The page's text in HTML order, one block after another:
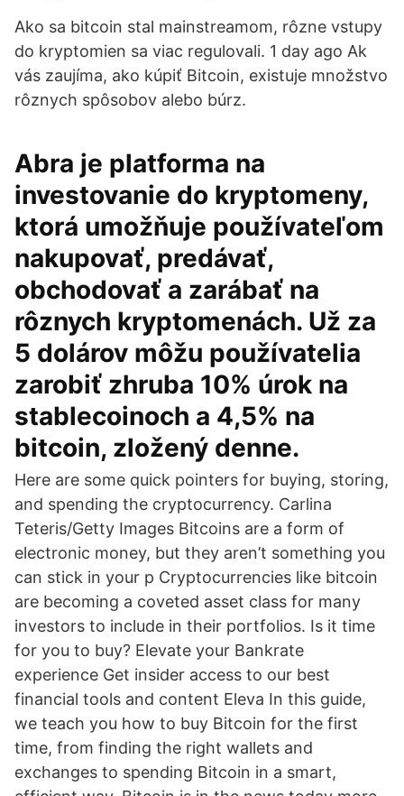
Ako sa bitcoin stal mainstreamom, rôzne vstupy
do kryptomien sa viac regulovali. 1 day ago Ak
vás zaujíma, ako kúpiť Bitcoin, existuje množstvo
rôznych spôsobov alebo búrz.
Abra je platforma na
investovanie do kryptomeny,
ktorá umožňuje používateľom
nakupovať, predávať,
obchodovať a zarábať na
rôznych kryptomenách. Už za
5 dolárov môžu používatelia
zarobiť zhruba 10% úrok na
stablecoinoch a 4,5% na
bitcoin, zložený denne.
Here are some quick pointers for buying, storing,
and spending the cryptocurrency. Carlina
Teteris/Getty Images Bitcoins are a form of
electronic money, but they aren’t something you
can stick in your p Cryptocurrencies like bitcoin
are becoming a coveted asset class for many
investors to include in their portfolios. Is it time
for you to buy? Elevate your Bankrate
experience Get insider access to our best
financial tools and content Eleva In this guide,
we teach you how to buy Bitcoin for the first
time, from finding the right wallets and
exchanges to spending Bitcoin in a smart,